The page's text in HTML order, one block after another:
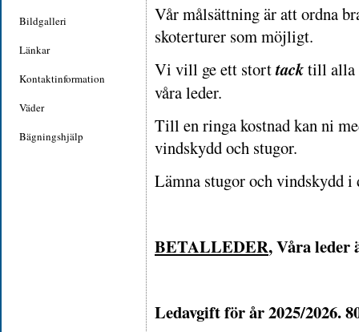
Bildgalleri
Länkar
Kontaktinformation
Väder
Bägningshjälp
Vår målsättning är att ordna
skoterturer som möjligt.
Vi vill ge ett storttacktill alla
våra leder.
Till en ringa kostnad kan ni
vindskydd och stugor.
Lämna stugor och vindskydd
BETALLEDER,Våra leder
Ledavgift för år 2025/2026.